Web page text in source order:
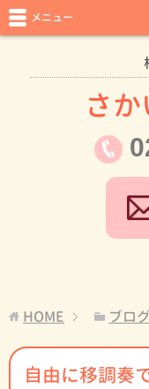
さ
メニュー
HOME ブログ
自由に移調奏